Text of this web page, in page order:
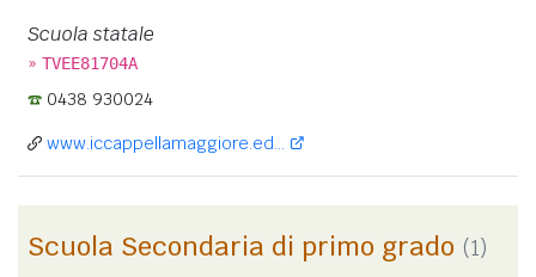
Scuola statale
» TVEE81704A
0438 930024
www.iccappellamaggiore.ed...
Scuola Secondaria di primo grado (1)